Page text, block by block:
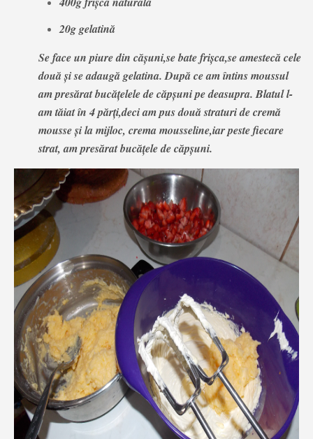
20g gelatină
Se face un piure din cășuni,se bate frișca,se amestecă cele
două și se adaugă gelatina. După ce am întins moussul
am presărat bucățelele de căpșuni pe deasupra. Blatul l-
am tăiat în 4 părți,deci am pus două straturi de cremă
mousse și la mijloc, crema mousseline,iar peste fiecare
strat, am presărat bucățele de căpșuni.